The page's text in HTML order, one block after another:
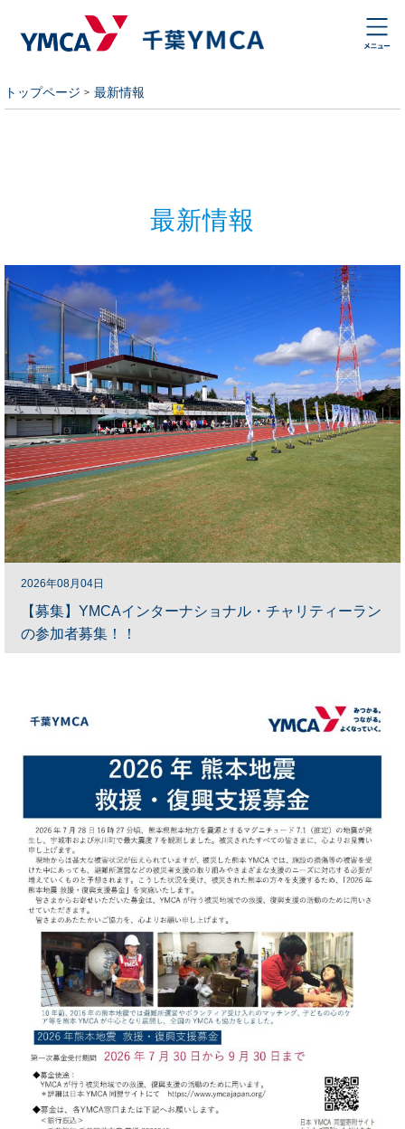
トップページ 最新情報
最新情報
2026年08月04日
【募集】YMCAインターナショナル・チャリティーラン
の参加者募集！！